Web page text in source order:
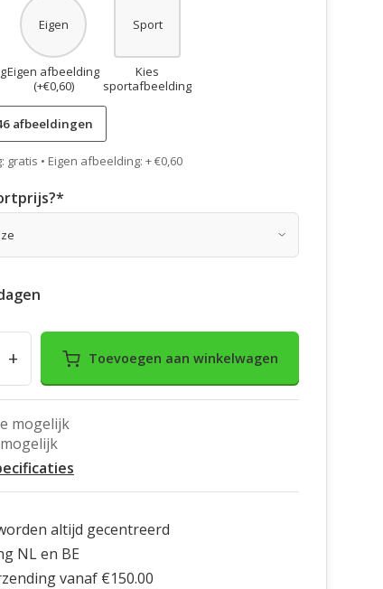
Eigen
Eigen afbeelding
(+€0,60)
Sport
Kies
sportafbeelding
afbeeldingen
• Eigen afbeelding: + €0,60
*
+ Toevoegen aan winkelwagen
mogelijk
altijd gecentreerd
NL en BE
vanaf €150.00